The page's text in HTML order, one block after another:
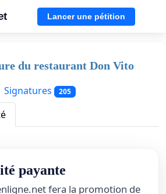
Lancer une pétition
du restaurant Don Vito
Signatures 205
payante
fera la promotion de